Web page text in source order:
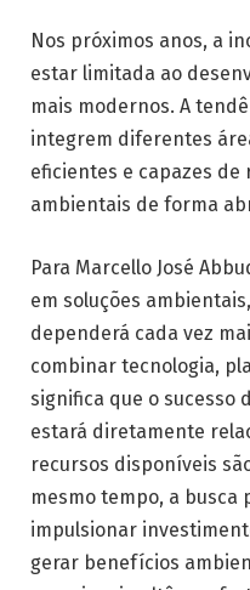
Nos próximos anos, a
estar limitada ao
mais modernos. A
integrem diferentes
eficientes e capazes
ambientais de forma
Para Marcello José
em soluções
dependerá cada vez
combinar tecnologia,
significa que o sucesso
estará diretamente
recursos disponíveis
mesmo tempo, a
impulsionar
gerar benefícios